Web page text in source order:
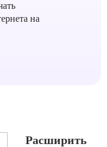
на
Расширить